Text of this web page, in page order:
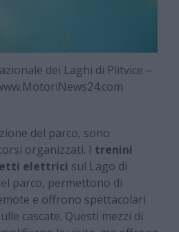
dei Laghi di Plitvice –
del parco, sono
organizzati. I trenini
elettrici sul Lago di
parco, permettono di
e offrono spettacolari
cascate. Questi mezzi di